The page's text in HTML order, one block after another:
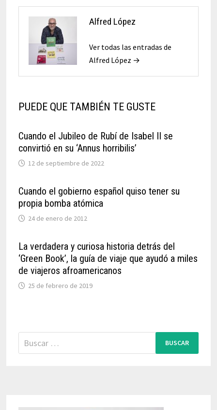
Alfred López
Ver todas las entradas de
Alfred López →
PUEDE QUE TAMBIÉN TE GUSTE
Cuando el Jubileo de Rubí de Isabel II se
convirtió en su ‘Annus horribilis’
12 de septiembre de 2022
Cuando el gobierno español quiso tener su
propia bomba atómica
24 de enero de 2012
La verdadera y curiosa historia detrás del
‘Green Book’, la guía de viaje que ayudó a miles
de viajeros afroamericanos
25 de febrero de 2019
Buscar: